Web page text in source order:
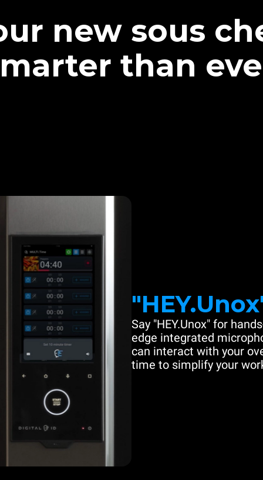
new sous
than
Say "HEY.Unox" for
edge integrated
can interact with your
time to simplify your